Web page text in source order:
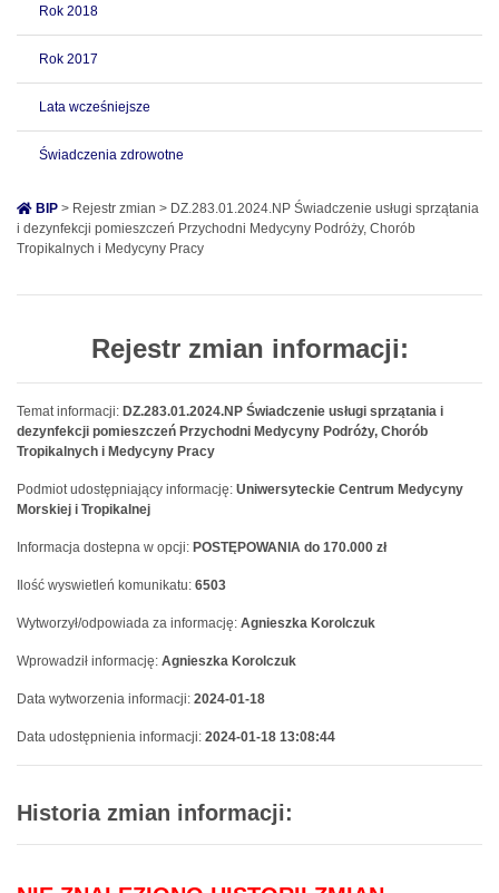
Rok 2018
Rok 2017
Lata wcześniejsze
Świadczenia zdrowotne
BIP > Rejestr zmian > DZ.283.01.2024.NP Świadczenie usługi sprzątania
i dezynfekcji pomieszczeń Przychodni Medycyny Podróży, Chorób
Tropikalnych i Medycyny Pracy
Rejestr zmian informacji:
Temat informacji: DZ.283.01.2024.NP Świadczenie usługi sprzątania i
dezynfekcji pomieszczeń Przychodni Medycyny Podróży, Chorób
Tropikalnych i Medycyny Pracy
Podmiot udostępniający informację: Uniwersyteckie Centrum Medycyny
Morskiej i Tropikalnej
Informacja dostepna w opcji: POSTĘPOWANIA do 170.000 zł
Ilość wyswietleń komunikatu: 6503
Wytworzył/odpowiada za informację: Agnieszka Korolczuk
Wprowadził informację: Agnieszka Korolczuk
Data wytworzenia informacji: 2024-01-18
Data udostępnienia informacji: 2024-01-18 13:08:44
Historia zmian informacji: